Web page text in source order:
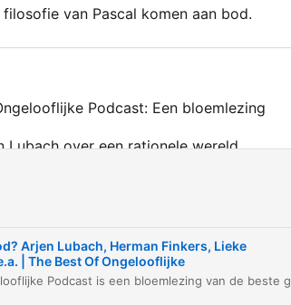
filosofie van Pascal komen aan bod.
Podcast: Een bloemlezing
Lubach over een rationele wereld
en Apotheïsme
Arjen Lubach, Herman Finkers, Lieke
| The Best Of Ongelooflijke